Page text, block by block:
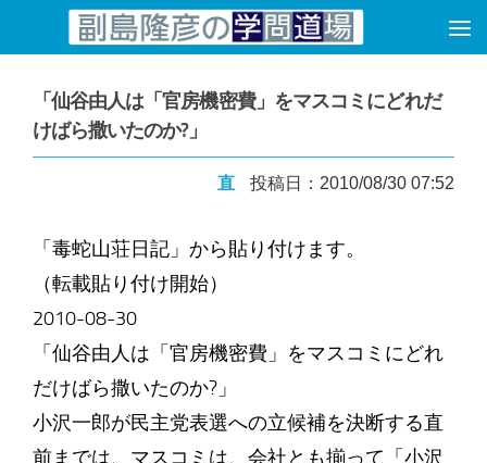
コンテンツへスキップ
「仙谷由人は「官房機密費」をマスコミにどれだ
けばら撒いたのか?」
直 投稿日：2010/08/30 07:52
「毒蛇山荘日記」から貼り付けます。
（転載貼り付け開始）
2010-08-30
「仙谷由人は「官房機密費」をマスコミにどれ
だけばら撒いたのか?」
小沢一郎が民主党表選への立候補を決断する直
前までは、マスコミは、会社とも揃って「小沢